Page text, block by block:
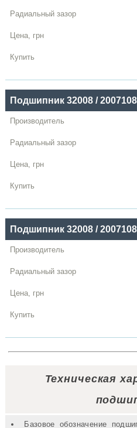
Подшипник 32008 /
Подшипник 32008 /
Техническая
Базовое обозначение